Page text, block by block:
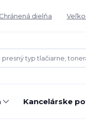
Chránená dielňa
Kancelárske